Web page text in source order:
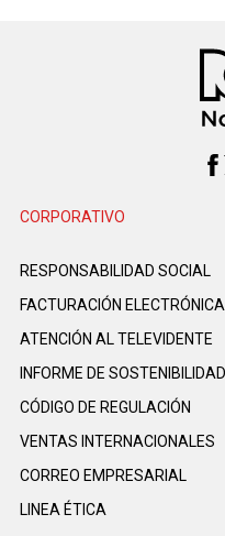
CORPORATIVO
RESPONSABILIDAD SOCIAL
FACTURACIÓN ELECTRÓNICA
ATENCIÓN AL TELEVIDENTE
INFORME DE SOSTENIBILIDAD
CÓDIGO DE REGULACIÓN
VENTAS INTERNACIONALES
CORREO EMPRESARIAL
LINEA ÉTICA